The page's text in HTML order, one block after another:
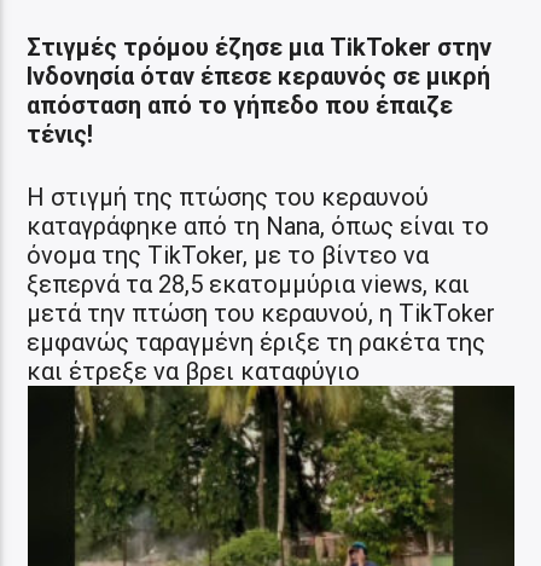
Στιγμές τρόμου έζησε μια TikToker στην
Ινδονησία όταν έπεσε κεραυνός σε μικρή
απόσταση από το γήπεδο που έπαιζε
τένις!
Η στιγμή της πτώσης του κεραυνού
καταγράφηκe από τη Nana, όπως είναι το
όνομα της TikToker, με το βίντεο να
ξεπερνά τα 28,5 εκατομμύρια views, και
μετά την πτώση του κεραυνού, η TikToker
εμφανώς ταραγμένη έριξε τη ρακέτα της
και έτρεξε να βρει καταφύγιο